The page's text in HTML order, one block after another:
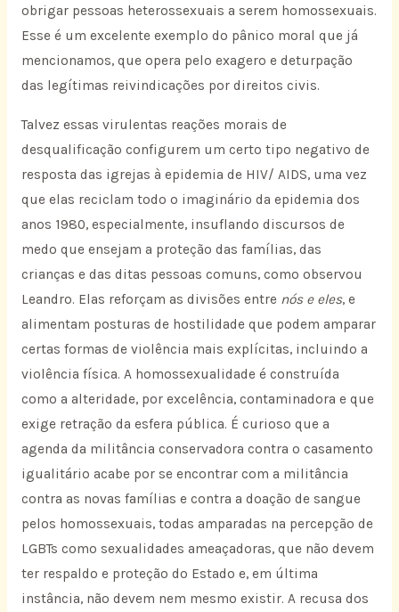
obrigar pessoas heterossexuais a serem homossexuais.
Esse é um excelente exemplo do pânico moral que já
mencionamos, que opera pelo exagero e deturpação
das legítimas reivindicações por direitos civis.
Talvez essas virulentas reações morais de
desqualificação configurem um certo tipo negativo de
resposta das igrejas à epidemia de HIV/ AIDS, uma vez
que elas reciclam todo o imaginário da epidemia dos
anos 1980, especialmente, insuflando discursos de
medo que ensejam a proteção das famílias, das
crianças e das ditas pessoas comuns, como observou
Leandro. Elas reforçam as divisões entre nós e eles, e
alimentam posturas de hostilidade que podem amparar
certas formas de violência mais explícitas, incluindo a
violência física. A homossexualidade é construída
como a alteridade, por excelência, contaminadora e que
exige retração da esfera pública. É curioso que a
agenda da militância conservadora contra o casamento
igualitário acabe por se encontrar com a militância
contra as novas famílias e contra a doação de sangue
pelos homossexuais, todas amparadas na percepção de
LGBTs como sexualidades ameaçadoras, que não devem
ter respaldo e proteção do Estado e, em última
instância, não devem nem mesmo existir. A recusa dos